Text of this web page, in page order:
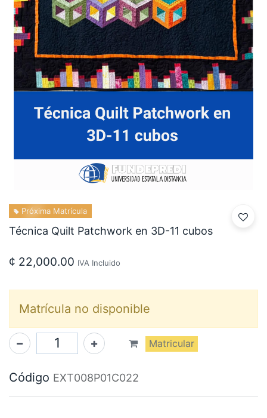
Próxima Matrícula
Técnica Quilt Patchwork en 3D-11 cubos
¢ 22,000.00 IVA Incluido
Matrícula no disponible
Matricular
Código EXT008P01C022